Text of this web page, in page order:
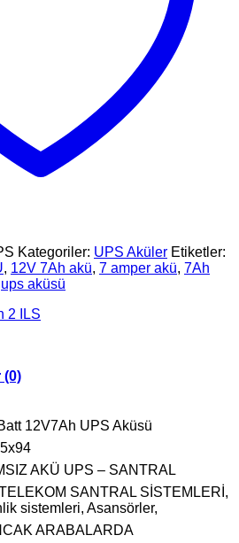
Kategoriler: UPS Aküler Etiketler:
, 12V 7Ah akü, 7 amper akü, 7Ah
ups aküsü
(0)
12V7Ah UPS Aküsü
AKÜ UPS – SANTRAL
SANTRAL SİSTEMLERİ,
sistemleri, Asansörler,
ARABALARDA